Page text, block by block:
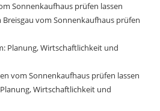
Sonnenkaufhaus prüfen lassen
vom Sonnenkaufhaus prüfen
Planung, Wirtschaftlichkeit und
vom Sonnenkaufhaus prüfen lassen
Wirtschaftlichkeit und